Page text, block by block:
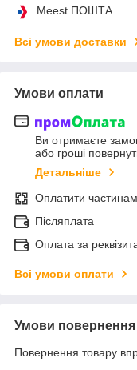
Meest ПОШТА
Всі умови доставки
Умови оплати
Ви отримаєте
або гроші
Детальніше
Оплатити
Післяплата
Оплата за
Всі умови оплати
Умови повернення
Повернення товару